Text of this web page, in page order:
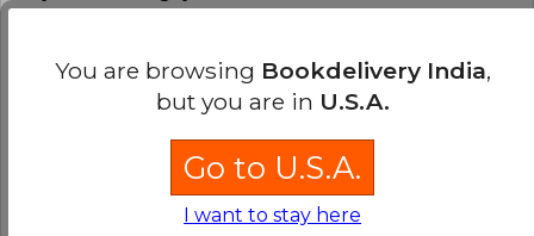
This review is useful 0
Friday, April 11, 2025
Verified Purchase
Excelente servicio.
You are browsing Bookdelivery India,
but you are in U.S.A.
Go to U.S.A.
I want to stay here